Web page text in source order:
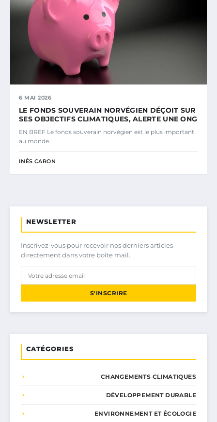
6 MAI 2026
LE FONDS SOUVERAIN NORVÉGIEN DÉÇOIT SUR
SES OBJECTIFS CLIMATIQUES, ALERTE UNE ONG
EN BREF Le fonds souverain norvégien est le plus important
au monde.
INÈS CARON
NEWSLETTER
Inscrivez-vous pour recevoir nos derniers articles
directement dans votre boîte mail.
S'INSCRIRE
CATÉGORIES
CHANGEMENTS CLIMATIQUES
DÉVELOPPEMENT DURABLE
ENVIRONNEMENT ET ÉCOLOGIE